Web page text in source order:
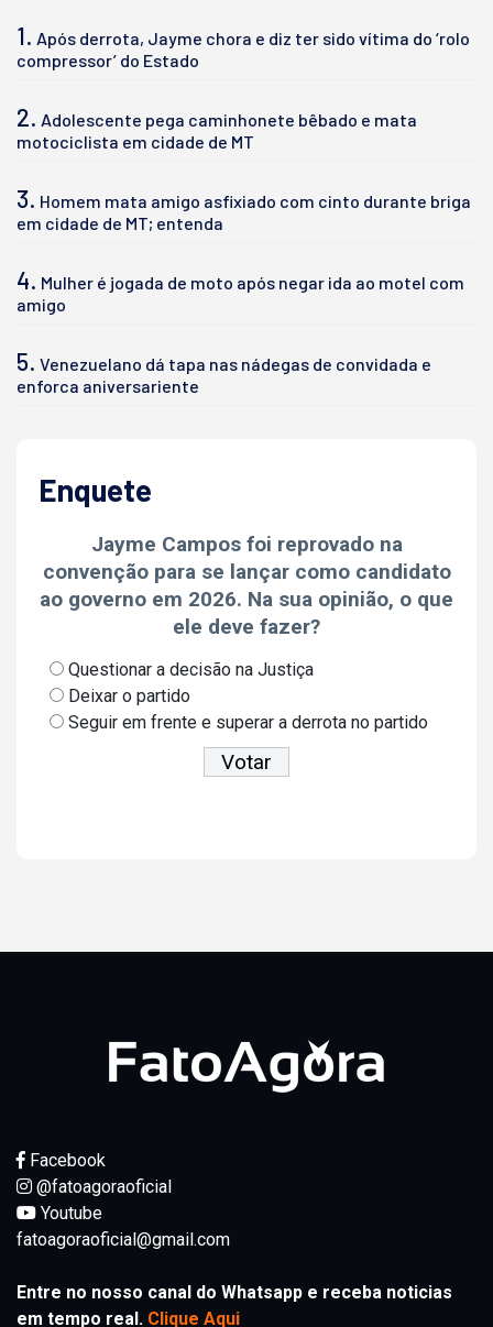
1. Após derrota, Jayme chora e diz ter sido vítima do ‘rolo
compressor’ do Estado
2. Adolescente pega caminhonete bêbado e mata
motociclista em cidade de MT
3. Homem mata amigo asfixiado com cinto durante briga
em cidade de MT; entenda
4. Mulher é jogada de moto após negar ida ao motel com
amigo
5. Venezuelano dá tapa nas nádegas de convidada e
enforca aniversariente
Enquete
Jayme Campos foi reprovado na
convenção para se lançar como candidato
ao governo em 2026. Na sua opinião, o que
ele deve fazer?
Questionar a decisão na Justiça
Deixar o partido
Seguir em frente e superar a derrota no partido
Facebook
@fatoagoraoficial
Youtube
fatoagoraoficial@gmail.com
Entre no nosso canal do Whatsapp e receba noticias
em tempo real. Clique Aqui